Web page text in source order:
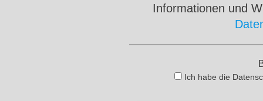
Informationen und
Ich habe die